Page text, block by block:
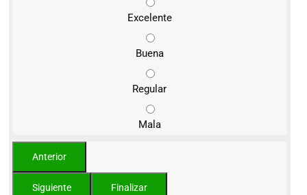
Excelente
Buena
Regular
Mala